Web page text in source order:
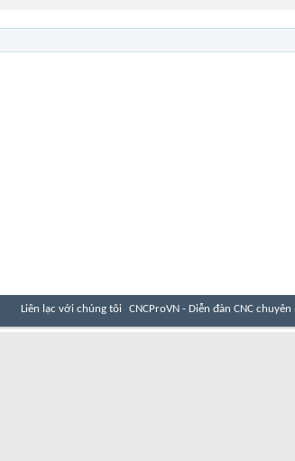
Liên lạc với chúng tôi CNCProVN - Diễn đàn CNC